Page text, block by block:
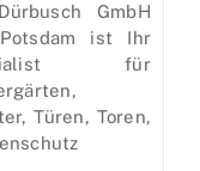
GmbH
ist Ihr
für
Türen, Toren,